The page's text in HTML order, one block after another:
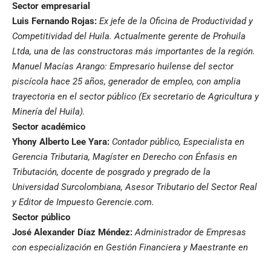
Sector empresarial
Luis Fernando Rojas: Ex jefe de la Oficina de Productividad y
Competitividad del Huila. Actualmente gerente de Prohuila
Ltda, una de las constructoras más importantes de la región.
Manuel Macías Arango: Empresario huilense del sector
piscícola hace 25 años, generador de empleo, con amplia
trayectoria en el sector público (Ex secretario de Agricultura y
Minería del Huila).
Sector académico
Yhony Alberto Lee Yara: Contador público, Especialista en
Gerencia Tributaria, Magíster en Derecho con Énfasis en
Tributación, docente de posgrado y pregrado de la
Universidad Surcolombiana, Asesor Tributario del Sector Real
y Editor de Impuesto Gerencie.com.
Sector público
José Alexander Díaz Méndez: Administrador de Empresas
con especialización en Gestión Financiera y Maestrante en